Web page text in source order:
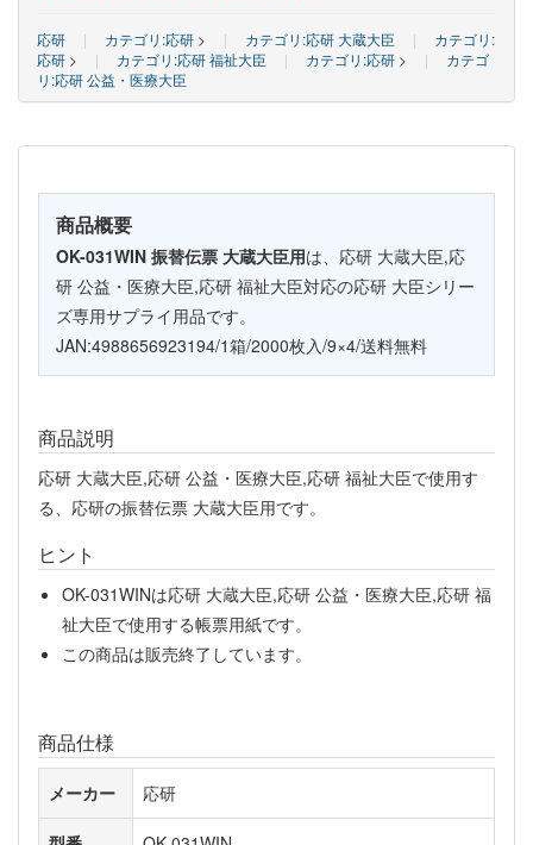
応研 | カテゴリ:応研 > | カテゴリ:応研 大蔵大臣 |
カテゴリ:
応研 > | カテゴリ:応研 福祉大臣 | カテゴリ:応研 > |
カテゴ
リ:応研 公益・医療大臣
商品概要
OK-031WIN 振替伝票 大蔵大臣用は、応研 大蔵大臣,応
研 公益・医療大臣,応研 福祉大臣対応の応研 大臣シリー
ズ専用サプライ用品です。
JAN:4988656923194/1箱/2000枚入/9×4/送料無料
商品説明
応研 大蔵大臣,応研 公益・医療大臣,応研 福祉大臣で使用す
る、応研の振替伝票 大蔵大臣用です。
ヒント
OK-031WINは応研 大蔵大臣,応研 公益・医療大臣,応研 福
祉大臣で使用する帳票用紙です。
この商品は販売終了しています。
商品仕様
メーカー 応研